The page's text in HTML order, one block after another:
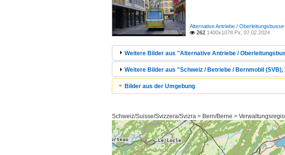
Alternative Antriebe /
 262 1400x1078 Px, 07.02.2024
Weitere Bilder aus "Alternative Antriebe /
Weitere Bilder aus "Schweiz / Betriebe / Bernmobil (SVB),
Bilder aus der Umgebung
Schweiz/Suisse/Svizzera/Svizra > Bern/Berne >